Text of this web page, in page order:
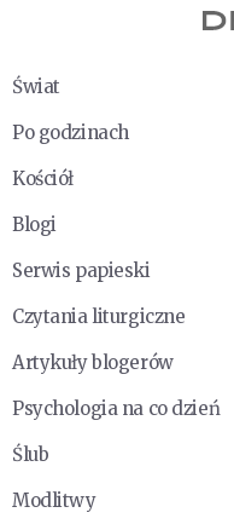
Świat
Po godzinach
Kościół
Blogi
Serwis papieski
Czytania liturgiczne
Artykuły blogerów
Psychologia na co dzień
Ślub
Modlitwy